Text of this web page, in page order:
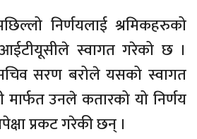
निर्णयलाई श्रमिकहरुको
आईटीयूसीले स्वागत गरेको छ ।
सरण बरोले यसको स्वागत
मार्फत उनले कतारको यो निर्णय
प्रकट गरेकी छन् ।